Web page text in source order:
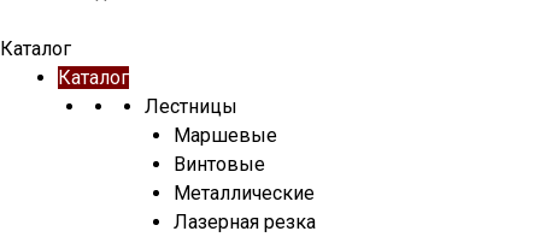
Каталог
Каталог
Лестницы
Маршевые
Винтовые
Металлические
Лазерная резка